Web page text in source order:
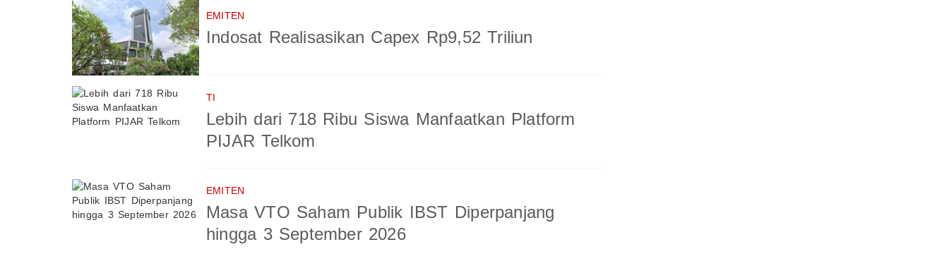
EMITEN
Indosat Realisasikan Capex Rp9,52 Triliun
TI
Lebih dari 718 Ribu Siswa Manfaatkan Platform
PIJAR Telkom
EMITEN
Masa VTO Saham Publik IBST Diperpanjang
hingga 3 September 2026